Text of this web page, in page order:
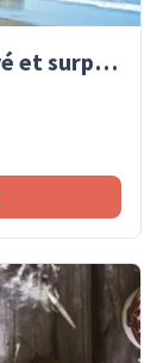
Explorez un Costa Rica préservé et surprenant